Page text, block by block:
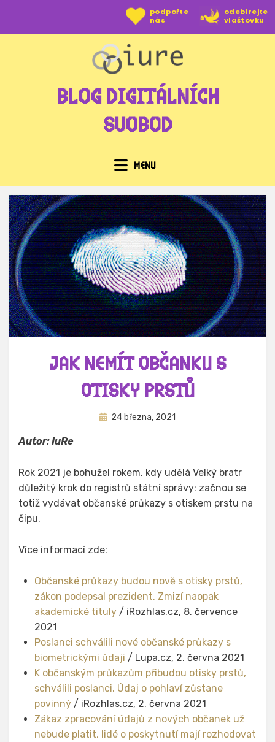
obsahu
podpořte
nás
odebírejte
vlaštovku
BLOG DIGITÁLNÍCH
SVOBOD
MENU
JAK NEMÍT OBČANKU S
OTISKY PRSTŮ
AutorHynek Trojánek
Zveřejněno
24 března, 2021
Autor: IuRe
Rok 2021 je bohužel rokem, kdy udělá Velký bratr
důležitý krok do registrů státní správy: začnou se
totiž vydávat občanské průkazy s otiskem prstu na
čipu.
Více informací zde:
Občanské průkazy budou nově s otisky prstů,
zákon podepsal prezident. Zmizí naopak
akademické tituly / iRozhlas.cz, 8. července
2021
Poslanci schválili nové občanské průkazy s
biometrickými údaji / Lupa.cz, 2. června 2021
K občanským průkazům přibudou otisky prstů,
schválili poslanci. Údaj o pohlaví zůstane
povinný / iRozhlas.cz, 2. června 2021
Zákaz zpracování údajů z nových občanek už
nebude platit, lidé o poskytnutí mají rozhodovat